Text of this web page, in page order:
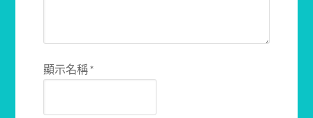
顯示名稱*